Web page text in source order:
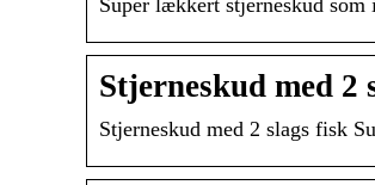
Super lækkert stjerneskud
Stjerneskud med 2
Stjerneskud med 2 slags fisk